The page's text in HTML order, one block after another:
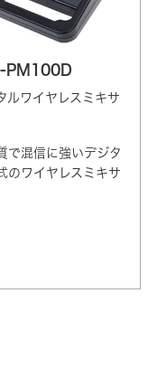
PM100D
ルワイヤレスミキサ
で混信に強いデジタ
のワイヤレスミキサ